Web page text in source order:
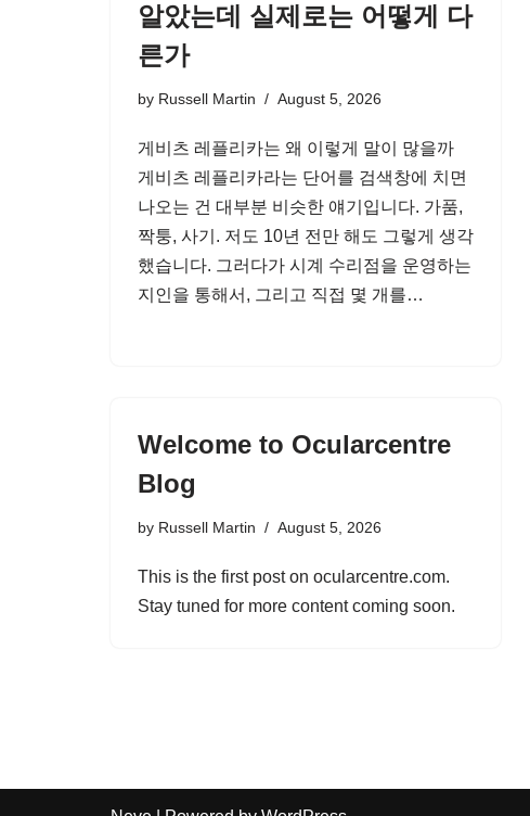
알았는데 실제로는 어떻게 다
른가
by Russell Martin August 5, 2026
게비츠 레플리카는 왜 이렇게 말이 많을까
게비츠 레플리카라는 단어를 검색창에 치면
나오는 건 대부분 비슷한 얘기입니다. 가품,
짝퉁, 사기. 저도 10년 전만 해도 그렇게 생각
했습니다. 그러다가 시계 수리점을 운영하는
지인을 통해서, 그리고 직접 몇 개를…
Welcome to Ocularcentre
Blog
by Russell Martin August 5, 2026
This is the first post on ocularcentre.com.
Stay tuned for more content coming soon.